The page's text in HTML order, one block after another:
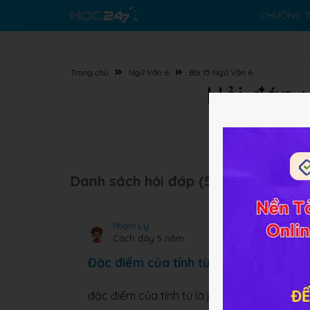
CHƯƠNG
Trang chủ Ngữ Văn 6 Bài 15 Ngữ Văn 6
Hỏi đáp
Danh sách hỏi đáp (58 câu):
Phạm Lý
Cách đây 5 năm
Đặc điểm của tính từ là gì
đặc điểm của tính từ là j??